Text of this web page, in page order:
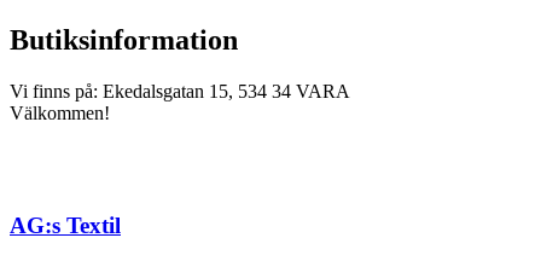
Butiksinformation
Vi finns på: Ekedalsgatan 15, 534 34 VARA
Välkommen!
AG:s Textil